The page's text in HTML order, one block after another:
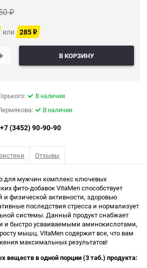
₽
или 285 ₽
В КОРЗИНУ
В наличии
В наличии
+7 (3452) 90-90-90
Отзывы
для мужчин комплекс ключевых
фито-добавок VitaMen способствует
физической активности, здоровью
последствия стресса и нормализует
системы. Данный продукт снабжает
быстро усваиваемыми аминокислотами,
мышц. VitaMen содержит все, что вам
максимальных результатов!
веществ в одной порции (3 таб.) продукта: